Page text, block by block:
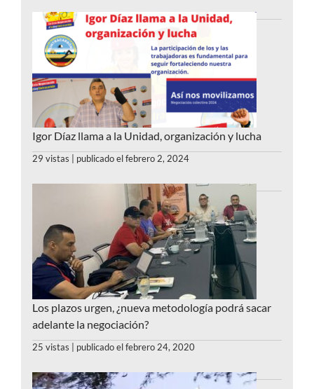
Igor Díaz llama a la Unidad, organización y lucha
29 vistas | publicado el febrero 2, 2024
Los plazos urgen, ¿nueva metodología podrá sacar
adelante la negociación?
25 vistas | publicado el febrero 24, 2020